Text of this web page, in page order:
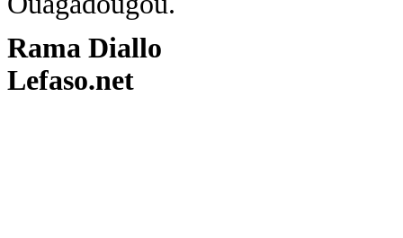
Rama Diallo
Lefaso.net